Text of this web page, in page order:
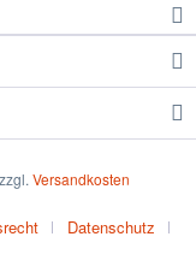
Versandkosten
Datenschutz